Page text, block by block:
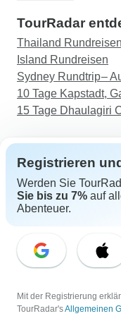
seine frischen
köstliche
Erfahrung auf
war einmalig. Die
die Unterkünfte
Die örtlichen
machte. Ich
der sich
Kerala erleben
einmalige Reise.
TourRadar
Thailand Rundreisen
Island Rundreisen
Sydney Rundtrip –
10 Tage Kapstadt,
15 Tage Dhaulagiri
Support
Kontakt
Schweiz +41 225 183
E-Mail:
EN DE
Registrieren
Werden Sie
Sie bis zu 7% auf
Abenteuer.
Mit der Registrierung
TourRadar'sAllgemeinen